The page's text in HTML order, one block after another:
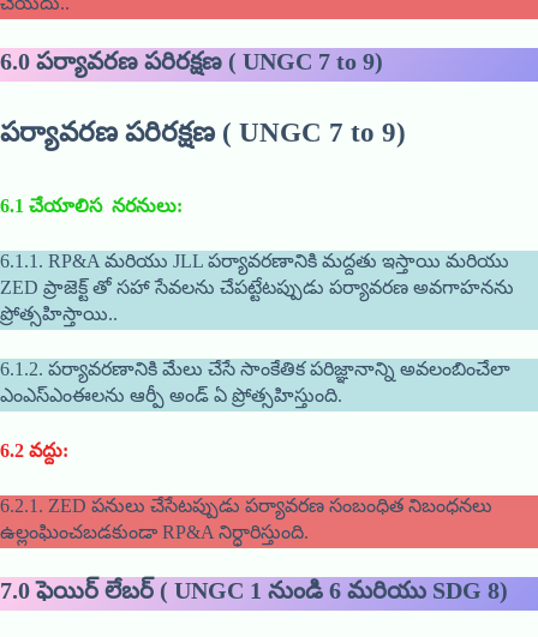
6.0 పర్యావరణ పరిరక్షణ ( UNGC 7 to 9)
పర్యావరణ పరిరక్షణ ( UNGC 7 to 9)
6.1 చేయాలిస నరనులు:
6.1.1. RP&A మరియు JLL పర్యావరణానికి మద్దతు ఇస్తాయి మరియు
ZED ప్రాజెక్ట్ తో సహా సేవలను చేపట్టేటప్పుడు పర్యావరణ అవగాహనను
ప్రోత్సహిస్తాయి..
6.1.2. పర్యావరణానికి మేలు చేసే సాంకేతిక పరిజ్ఞానాన్ని అవలంబించేలా
ఎంఎస్ఎంఈలను ఆర్పీ అండ్ ఏ ప్రోత్సహిస్తుంది.
6.2 వద్దు:
6.2.1. ZED పనులు చేసేటప్పుడు పర్యావరణ సంబంధిత నిబంధనలు
ఉల్లంఘించబడకుండా RP&A నిర్ధారిస్తుంది.
7.0 ఫెయిర్ లేబర్ ( UNGC 1 నుండి 6 మరియు SDG 8)